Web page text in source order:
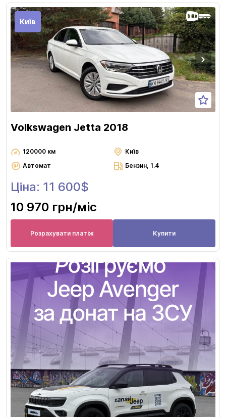
Київ
Volkswagen Jetta 2018
120000 км
Київ
Автомат
Бензин, 1.4
Ціна: 11 600$
10 970 грн/міс
Розрахувати платіж Купити